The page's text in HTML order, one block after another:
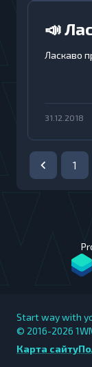
📣
Ласкаво
31.12.2018
1
Start way with
© 2016-2026
Карта сайту